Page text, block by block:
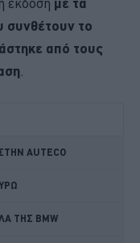
συνθέτουν το
από τους
ΑUTECO
ΤΗΣ BMW